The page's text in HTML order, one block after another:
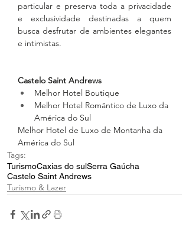
particular e preserva toda a privacidade
e exclusividade destinadas a quem
busca desfrutar de ambientes elegantes
e intimistas.
Castelo Saint Andrews
Melhor Hotel Boutique
Melhor Hotel Romântico de Luxo da
América do Sul
Melhor Hotel de Luxo de Montanha da
América do Sul
Tags:
TurismoCaxias do sulSerra Gaúcha
Castelo Saint Andrews
Turismo & Lazer